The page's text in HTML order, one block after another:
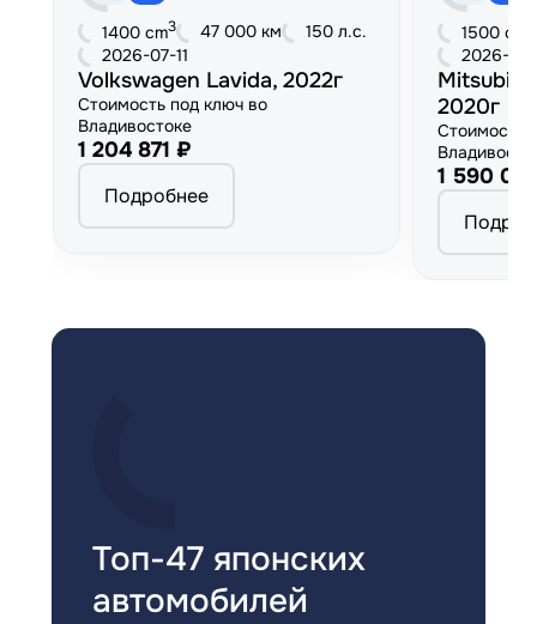
1400 cm3 47 000 км
150 л.с.
2026-07-11
Volkswagen Lavida, 2022г
Стоимость под ключ во
Владивостоке
1 204 871 ₽
Подробнее
1500 cm
2026-
2020г
Стоимость
1 590
Топ-47 японских
автомобилей